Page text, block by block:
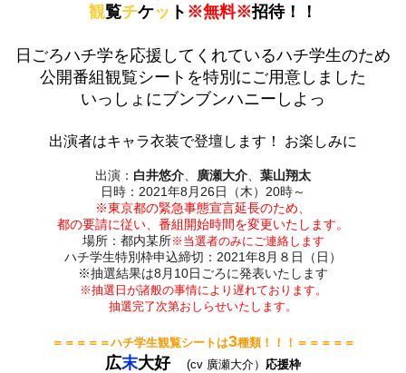
観覧チケッ ト ※無料※招待！！
日ごろハチ学を応援してくれているハチ学生のため
公開番組観覧シートを特別にご用意しました
いっしょにブンブンハニーしよっ
出演者はキャラ衣装で登壇します！ お楽しみに
出演： 白井悠介 廣瀬大介
葉山翔太
日時：2021年8月26日（木）20時～
※東京都の緊急事態宣言延長のため、
都の要請に従い、番組開始時間を変更いたします。
場所：都内某所※当選者のみにご連絡します
ハチ学生特別枠申込締切：2021年8月８日（日）
※抽選結果は8月10日ごろに発表いたします
※抽選日が諸般の事情により遅れております。
抽選完了次第おしらせいたします。
＝＝ ＝＝＝ハチ学生観覧シートは3種類！！！ ＝＝＝ ＝＝
広末大好 (cv 廣瀬大介） 応援枠